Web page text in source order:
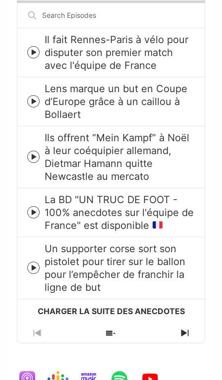
Search
Episodes
Episode
play
icon
Il fait Rennes-Paris à vélo pour
disputer son premier match
avec l'équipe de France
Episode
play
icon
Lens marque un but en Coupe
d’Europe grâce à un caillou à
Bollaert
Episode
play
icon
Ils offrent “Mein Kampf” à Noël
à leur coéquipier allemand,
Dietmar Hamann quitte
Newcastle au mercato
Episode
play
icon
La BD "UN TRUC DE FOOT -
100% anecdotes sur l'équipe de
France" est disponible
Episode
play
icon
Un supporter corse sort son
pistolet pour tirer sur le ballon
pour l’empêcher de franchir la
ligne de but
Previous
Episode
Show
Episodes
Next
Episode